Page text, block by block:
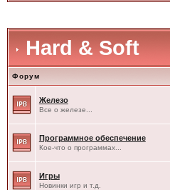
Hard & Soft
Форум
Железо
Все о железе...
Программное обеспечение
Кое-что о программах...
Игры
Новинки игр и т.д.